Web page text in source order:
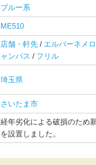
ブルー系
ME510
店舗・軒先/ エルバーネメ
ャンバス / フリル
埼玉県
さいたま市
経年劣化による破損のため
を設置しました。